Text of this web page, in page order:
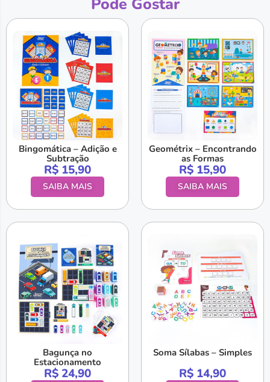
Pode Gostar
Bingomática – Adição e
Subtração
R$ 15,90
SAIBA MAIS
Geométrix – Encontrando
as Formas
R$ 15,90
SAIBA MAIS
Bagunça no
Estacionamento
R$ 24,90
Soma Sílabas – Simples
R$ 14,90